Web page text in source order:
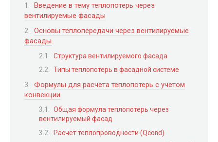
Введение в тему теплопотерь через
вентилируемые фасады
Основы теплопередачи через вентилируемые
фасады
Структура вентилируемого фасада
Типы теплопотерь в фасадной системе
Формулы для расчета теплопотерь с учетом
конвекции
Общая формула теплопотерь через
вентилируемый фасад
Расчет теплопроводности (Qcond)